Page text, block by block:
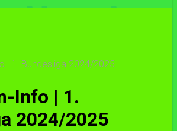
| 1. Bundesliga 2024/2025
Info | 1.
2024/2025